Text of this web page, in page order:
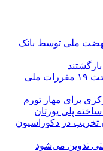
هزار واحد نهضت ملی توسط بانک
تمدید اجرای همزمان دو ویرایش مبحث ۱۹ مقررات ملی
برای مهار تورم
پلی یورتان
در دکوراسیون
تدوین می‌شود